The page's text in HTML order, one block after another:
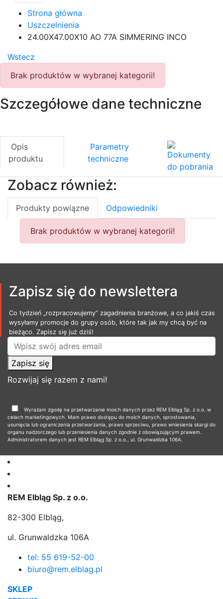
Strona główna
Uszczelnienia
24.00X47.00X10 AO 77A SIMMERING INCO
Wstecz
Brak produktów w wybranej kategorii!
Szczegółowe dane techniczne
Opis
produktu
Parametry
techniczne
Dokumenty
do pobrania
Zobacz również:
Produkty powiązne Odpowiedniki
Brak produktów w wybranej kategorii!
Zapisz się do newslettera
Co tydzień „rozpracowujemy” zagadnienia branżowe, a co jakiś czas
wysyłamy promocje do grupy osób, które tak jak my chcą być na
bieżąco. Zapisz się już dziś!
Zapisz się
Rozwijaj się razem z nami!
Wyrażam zgodę na przetwarzanie moich danych przez REM Elbląg Sp. z o.o. w
celach marketingowych. Mam prawo dostępu do moich danych, sprostowania,
usunięcia lub ograniczenia przetwarzania, prawo sprzeciwu, prawo wniesienia skargi do
organu nadzorczego lub przeniesienia danych zgodnie z obowiązującym prawem.
Administratorem danych jest REM Elbląg Sp. z o.o., ul. Grunwaldzka 106A.
REM Elbląg Sp. z o.o.
82-300 Elbląg,
ul. Grunwaldzka 106A
tel: 55 619-52-00
biuro@rem.elblag.pl
SKLEP